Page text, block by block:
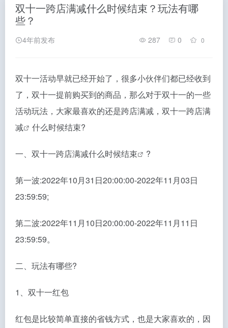
双十一跨店满减什么时候结束？玩法有哪
些？
4年前发布 287 0 0
双十一活动早就已经开始了，很多小伙伴们都已经收到
了，双十一提前购买到的商品，那么对于双十一的一些
活动玩法，大家最喜欢的还是跨店满减， 双十一跨店满
减
什么时候结束?
一、 双十一跨店满减什么时候结束 ?
第一波:2022年10月31日20:00:00-2022年11月03日
23:59:59;
第二波:2022年11月10日20:00:00-2022年11月11日
23:59:59。
二、玩法有哪些?
1、双十一红包
红包是比较简单直接的省钱方式，也是大家喜欢的，因